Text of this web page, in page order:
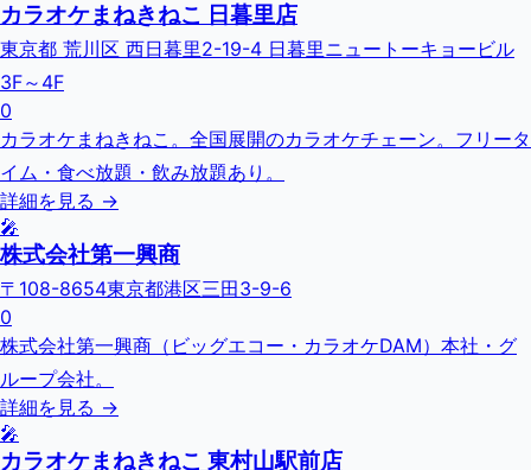
カラオケまねきねこ 日暮里店
東京都 荒川区 西日暮里2-19-4 日暮里ニュートーキョービル
3F～4F
0
カラオケまねきねこ。全国展開のカラオケチェーン。フリータ
イム・食べ放題・飲み放題あり。
詳細を見る →
🎤
株式会社第一興商
〒108-8654東京都港区三田3-9-6
0
株式会社第一興商（ビッグエコー・カラオケDAM）本社・グ
ループ会社。
詳細を見る →
🎤
カラオケまねきねこ 東村山駅前店